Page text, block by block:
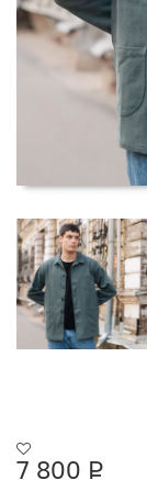
7 800 Р